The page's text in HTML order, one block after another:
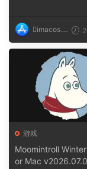
imacos.t
op
游戏
Moomintroll
or Mac